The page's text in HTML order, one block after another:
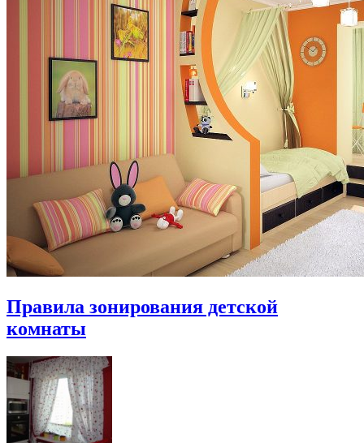
Правила зонирования детской
комнаты